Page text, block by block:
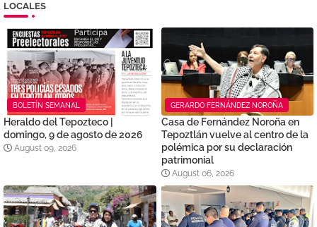
LOCALES
BOLETÍN SEMANAL
Heraldo del Tepozteco |
domingo, 9 de agosto de 2026
August 09, 2026
GERARDO FERNÁNDEZ NOROÑA
Casa de Fernández Noroña en
Tepoztlán vuelve al centro de la
polémica por su declaración
patrimonial
August 06, 2026